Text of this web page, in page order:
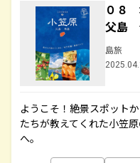
０８
父島
島旅
ようこそ！絶景スポット
たちが教えてくれた小笠
へ。